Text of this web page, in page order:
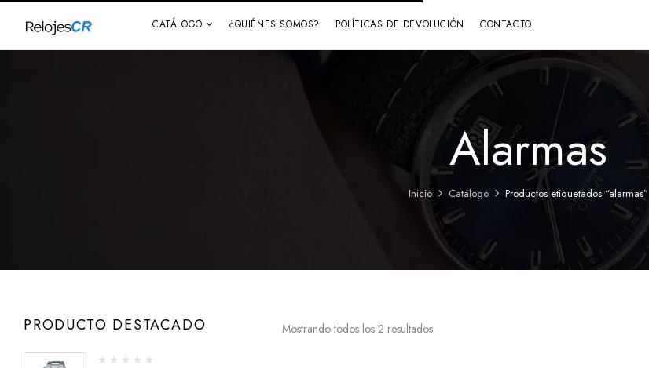
CATÁLOGO ¿QUIÉNES SOMOS? POLÍTICAS DE DEVOLUCIÓN CONTACTO
Alarmas
Inicio Catálogo Productos etiquetados “alarmas”
PRODUCTO DESTACADO Mostrando todos los 2 resultados